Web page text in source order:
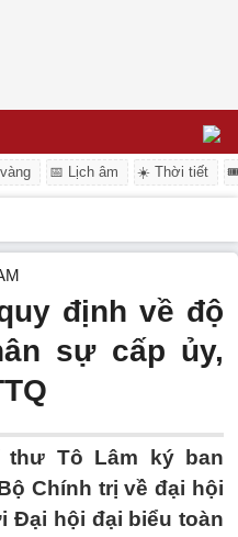
📅 Lịch âm ☀️ Thời tiết
định về độ
sự cấp ủy,
thư Tô Lâm ký ban
Chính trị về đại hội
Đại hội đại biểu toàn